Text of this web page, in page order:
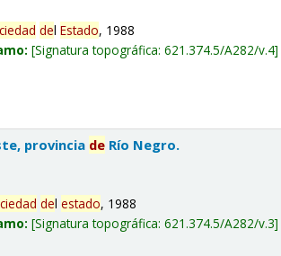
delEstado, 1988
Signatura topográfica:621.374.5/A282/v.4
provincia de Río Negro.
delestado, 1988
Signatura topográfica:621.374.5/A282/v.3